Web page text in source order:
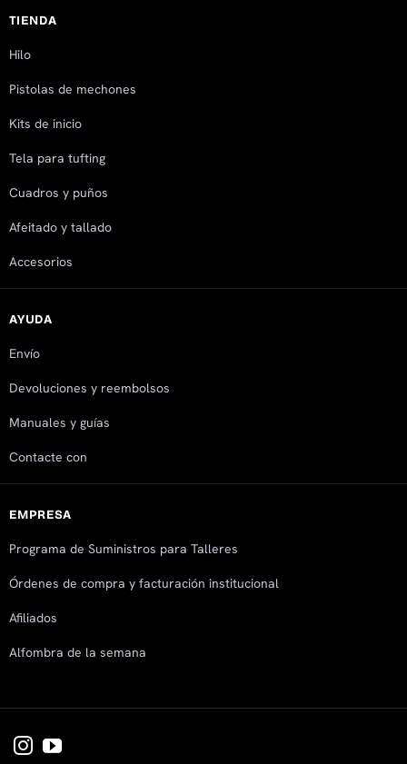
TIENDA
Hilo
Pistolas de mechones
Kits de inicio
Tela para tufting
Cuadros y puños
Afeitado y tallado
Accesorios
AYUDA
Envío
Devoluciones y reembolsos
Manuales y guías
Contacte con
EMPRESA
Programa de Suministros para Talleres
Órdenes de compra y facturación institucional
Afiliados
Alfombra de la semana